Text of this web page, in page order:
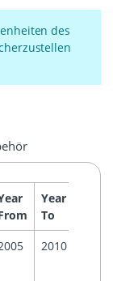
des
Year
To
2010